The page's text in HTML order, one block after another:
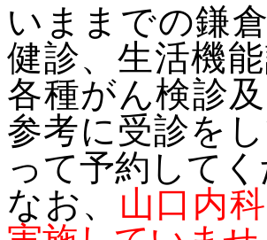
いままでの鎌
健診、生活機
各種がん検診
参考に受診を
って予約して
なお、 山口内